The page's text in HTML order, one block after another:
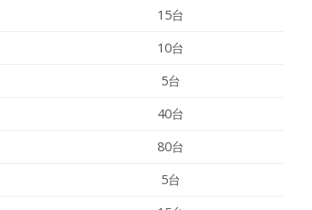
15台
10台
5台
40台
80台
5台